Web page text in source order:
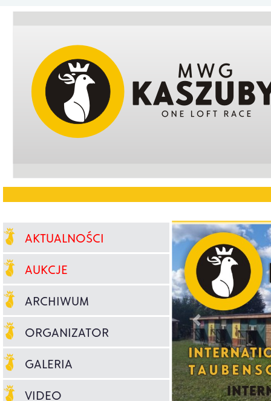
AKTUALNOŚCI
AUKCJE
ARCHIWUM
ORGANIZATOR
GALERIA
VIDEO